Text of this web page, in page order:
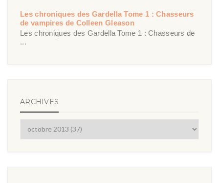
Les chroniques des Gardella Tome 1 : Chasseurs
de vampires de Colleen Gleason
Les chroniques des Gardella Tome 1 : Chasseurs de
...
ARCHIVES